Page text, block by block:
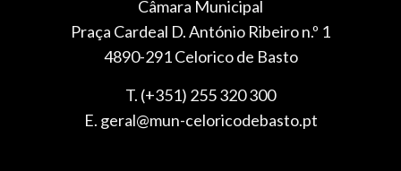
Câmara Municipal
Praça Cardeal D. António Ribeiro n.º 1
4890-291 Celorico de Basto
T. (+351) 255 320 300
E. geral@mun-celoricodebasto.pt